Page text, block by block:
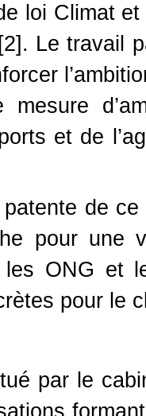
loi Climat
Le travail
mesure
et de
patente de
pour une
ONG et
pour le
par le